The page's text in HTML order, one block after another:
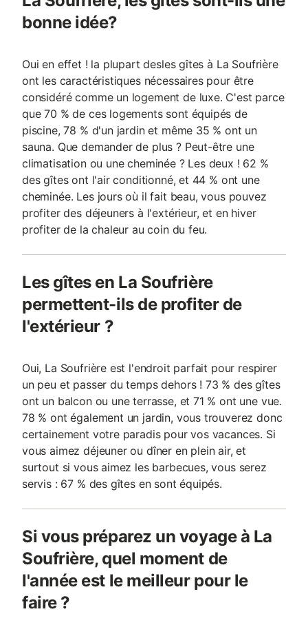
bonne idée?
Oui en effet ! la plupart desles gîtes à La Soufrière
ont les caractéristiques nécessaires pour être
considéré comme un logement de luxe. C'est parce
que 70 % de ces logements sont équipés de
piscine, 78 % d'un jardin et même 35 % ont un
sauna. Que demander de plus ? Peut-être une
climatisation ou une cheminée ? Les deux ! 62 %
des gîtes ont l'air conditionné, et 44 % ont une
cheminée. Les jours où il fait beau, vous pouvez
profiter des déjeuners à l'extérieur, et en hiver
profiter de la chaleur au coin du feu.
Les gîtes en La Soufrière
permettent-ils de profiter de
l'extérieur ?
Oui, La Soufrière est l'endroit parfait pour respirer
un peu et passer du temps dehors ! 73 % des gîtes
ont un balcon ou une terrasse, et 71 % ont une vue.
78 % ont également un jardin, vous trouverez donc
certainement votre paradis pour vos vacances. Si
vous aimez déjeuner ou dîner en plein air, et
surtout si vous aimez les barbecues, vous serez
servis : 67 % des gîtes en sont équipés.
Si vous préparez un voyage à La
Soufrière, quel moment de
l'année est le meilleur pour le
faire ?